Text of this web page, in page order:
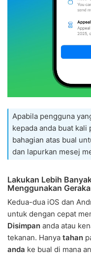
Apabila pengguna
kepada anda buat
bahagian atas bual
dan lapurkan mesej
Lakukan Lebih
Menggunakan
Kedua-dua iOS dan
untuk dengan cepat
Disimpan anda atau
tekanan. Hanya tahan
anda ke bual di mana